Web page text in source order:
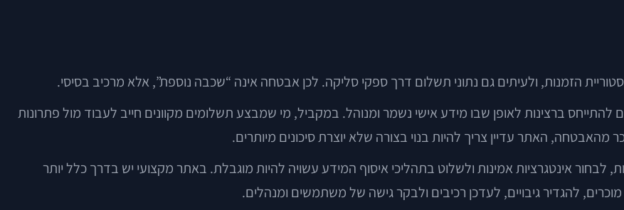
הזמנות, ולעיתים גם נתוני תשלום דרך ספקי סליקה. לכן אבטחה אינה “שכבה נוספת”, אלא מרכיב בסיסי.
להתייחס ברצינות לאופן שבו מידע אישי נשמר ומנוהל. במקביל, מי שמבצע תשלומים מקוונים חייב לעבוד מול פתרונות
האתר עדיין צריך להיות בנוי בצורה שלא יוצרת סיכונים מיותרים.
אינטגרציות אמינות ולשלוט בתהליכי איסוף המידע עשויה להיות מוגבלת. באתר מקצועי יש בדרך כלל יותר